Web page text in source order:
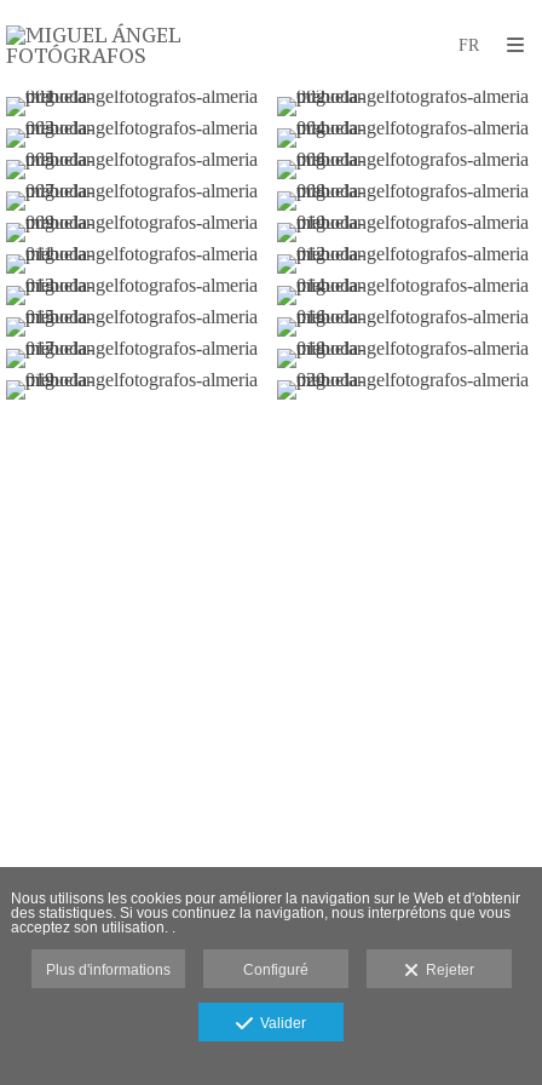
Nous utilisons les cookies pour améliorer la navigation sur le Web et d'obtenir
des statistiques. Si vous continuez la navigation, nous interprétons que vous
acceptez son utilisation. .
Plus d'informations Configuré Rejeter
Valider